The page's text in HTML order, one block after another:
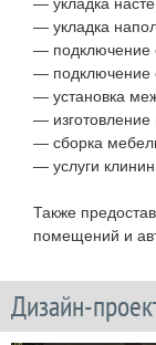
— укладка
— подключение
— подключение
— установка
— изготовление
— сборка
— услуги
Также
помещений и
Дизайн-